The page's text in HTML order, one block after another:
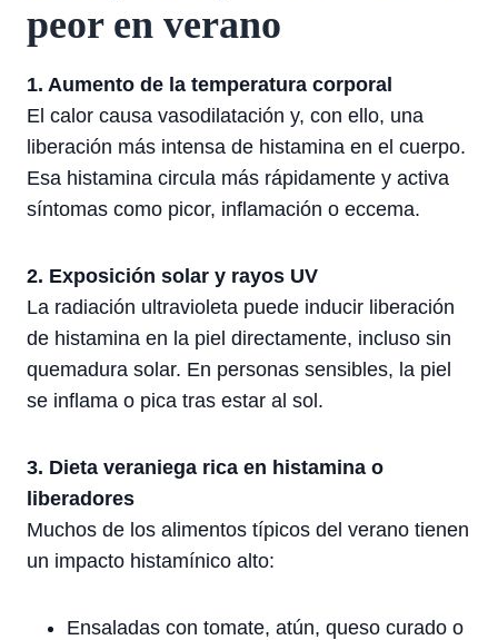
peor en verano
1. Aumento de la temperatura corporal
El calor causa vasodilatación y, con ello, una
liberación más intensa de histamina en el cuerpo.
Esa histamina circula más rápidamente y activa
síntomas como picor, inflamación o eccema.
2. Exposición solar y rayos UV
La radiación ultravioleta puede inducir liberación
de histamina en la piel directamente, incluso sin
quemadura solar. En personas sensibles, la piel
se inflama o pica tras estar al sol.
3. Dieta veraniega rica en histamina o
liberadores
Muchos de los alimentos típicos del verano tienen
un impacto histamínico alto:
Ensaladas con tomate, atún, queso curado o